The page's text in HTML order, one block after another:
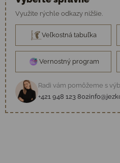
Využite rýchle odkazy nižšie.
Veľkostná tabuľka
Vernostný program
Radi vám pomôžeme s
+421 948 123 802